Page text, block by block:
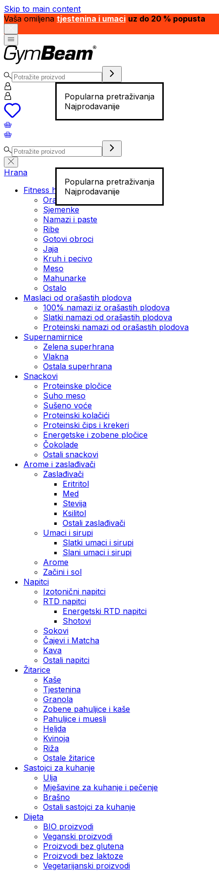
Skip to main content
Vaša omiljena tjestenina i umaci uz do 20 % popusta
Popularna pretraživanja
Najprodavanije
Popularna pretraživanja
Najprodavanije
Hrana
Fitness hrana
Orašasti plodovi
Sjemenke
Namazi i paste
Ribe
Gotovi obroci
Jaja
Kruh i pecivo
Meso
Mahunarke
Ostalo
Maslaci od orašastih plodova
100% namazi iz orašastih plodova
Slatki namazi od orašastih plodova
Proteinski namazi od orašastih plodova
Supernamirnice
Zelena superhrana
Vlakna
Ostala superhrana
Snackovi
Proteinske pločice
Suho meso
Sušeno voće
Proteinski kolačići
Proteinski čips i krekeri
Energetske i zobene pločice
Čokolade
Ostali snackovi
Arome i zaslađivači
Zaslađivači
Eritritol
Med
Stevija
Ksilitol
Ostali zaslađivači
Umaci i sirupi
Slatki umaci i sirupi
Slani umaci i sirupi
Arome
Začini i sol
Napitci
Izotonični napitci
RTD napitci
Energetski RTD napitci
Shotovi
Sokovi
Čajevi i Matcha
Kava
Ostali napitci
Žitarice
Kaše
Tjestenina
Granola
Zobene pahuljice i kaše
Pahuljice i muesli
Heljda
Kvinoja
Riža
Ostale žitarice
Sastojci za kuhanje
Ulja
Mješavine za kuhanje i pečenje
Brašno
Ostali sastojci za kuhanje
Dijeta
BIO proizvodi
Veganski proizvodi
Proizvodi bez glutena
Proizvodi bez laktoze
Vegetarijanski proizvodi